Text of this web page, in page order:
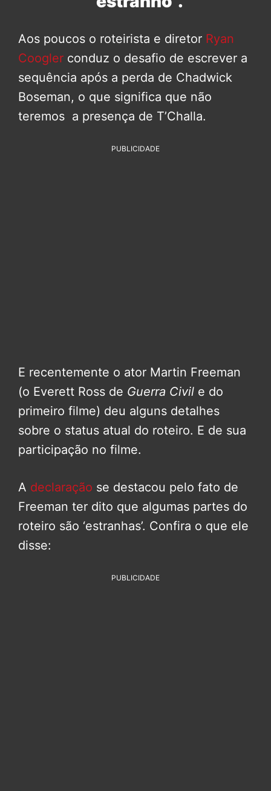
Aos poucos o roteirista e diretor Ryan
Coogler conduz o desafio de escrever a
sequência após a perda de Chadwick
Boseman, o que significa que não
teremos a presença de T’Challa.
PUBLICIDADE
E recentemente o ator Martin Freeman
(o Everett Ross de Guerra Civil e do
primeiro filme) deu alguns detalhes
sobre o status atual do roteiro. E de sua
participação no filme.
A declaração se destacou pelo fato de
Freeman ter dito que algumas partes do
roteiro são ‘estranhas’. Confira o que ele
disse:
PUBLICIDADE